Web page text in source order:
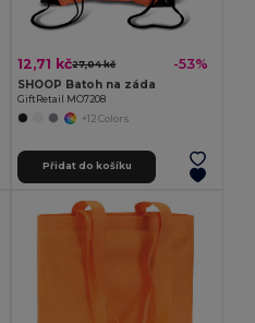
12,71 kč27,04 kč -53%
SHOOP Batoh na záda
GiftRetail MO7208
+12 Colors
Přidat do košíku